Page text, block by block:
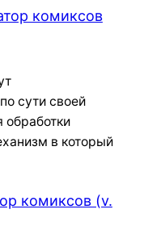
комиксов
сути своей
обработки
в который
комиксов (v.